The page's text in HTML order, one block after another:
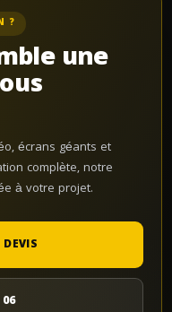
?
une
écrans géants et
complète, notre
à votre projet.